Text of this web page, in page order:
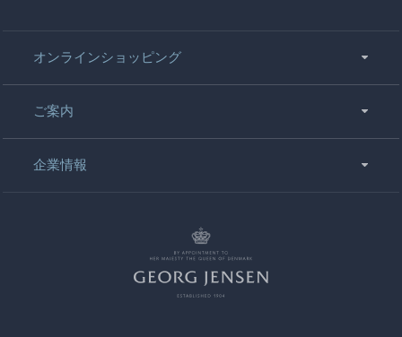
オンラインショッピング
ご案内
企業情報